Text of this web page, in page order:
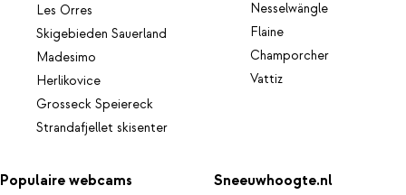
Les Orres
Skigebieden Sauerland
Madesimo
Herlikovice
Grosseck Speiereck
Strandafjellet skisenter
Nesselwängle
Flaine
Champorcher
Vattiz
Populaire webcams Sneeuwhoogte.nl